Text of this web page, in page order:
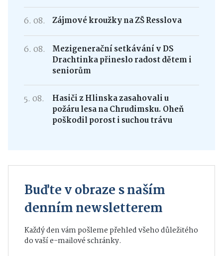
6. 08. Zájmové kroužky na ZŠ Resslova
6. 08.
Mezigenerační setkávání v DS
Drachtinka přineslo radost dětem i
seniorům
5. 08.
Hasiči z Hlinska zasahovali u
požáru lesa na Chrudimsku. Oheň
poškodil porost i suchou trávu
Buďte v obraze s naším
denním newsletterem
Každý den vám pošleme přehled všeho důležitého
do vaší e-mailové schránky.